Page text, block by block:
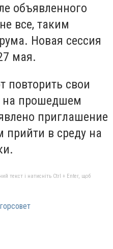
объявленного
все, таким
Новая сессия
мая.
повторить свои
на прошедшем
приглашение
в среду на
текст і натисніть Ctrl + Enter, щоб